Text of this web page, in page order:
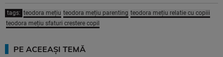
tags: teodora mețiu teodora mețiu parenting teodora mețiu relatie cu copiii
teodora mețiu sfaturi crestere copil
PE ACEEAȘI TEMĂ